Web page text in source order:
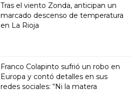
Tras el viento Zonda, anticipan un
marcado descenso de temperatura
en La Rioja
Franco Colapinto sufrió un robo en
Europa y contó detalles en sus
redes sociales: “Ni la matera